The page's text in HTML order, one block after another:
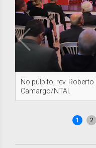
No púlpito, rev.
Camargo/NTAI.
1 2